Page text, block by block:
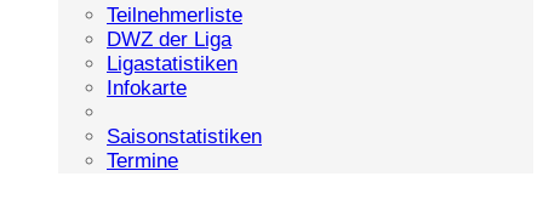
Teilnehmerliste
DWZ der Liga
Ligastatistiken
Infokarte
Saisonstatistiken
Termine